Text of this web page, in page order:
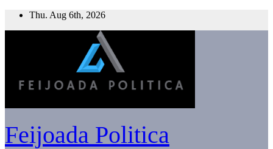
Skip
Thu. Aug 6th, 2026
Feijoada Politica